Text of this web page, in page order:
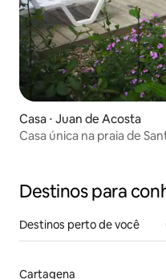
Casa ⋅ Juan de Acosta
Casa única na praia de
Destinos para
Destinos perto de você
Cartagena